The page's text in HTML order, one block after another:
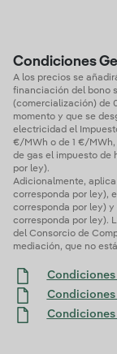
Condiciones
A los precios se añadirán
financiación del bono
(comercialización) de 0,024688 €/día. Los impuestos aplicables en cada
momento y que se
electricidad el
€/MWh o de 1 €/MWh, o según corresponda por ley) y para el suministro
de gas el impuesto de hidrocarburos (0,00234€/kWh o según corresponda
por ley).
Adicionalmente, aplica
corresponda por ley), en Canarias se aplica el IGIC (0%, 3% o 7% o según
corresponda por ley) y en Ceuta y
corresponda por ley).
del Consorcio de
Condiciones
Condiciones
Condiciones